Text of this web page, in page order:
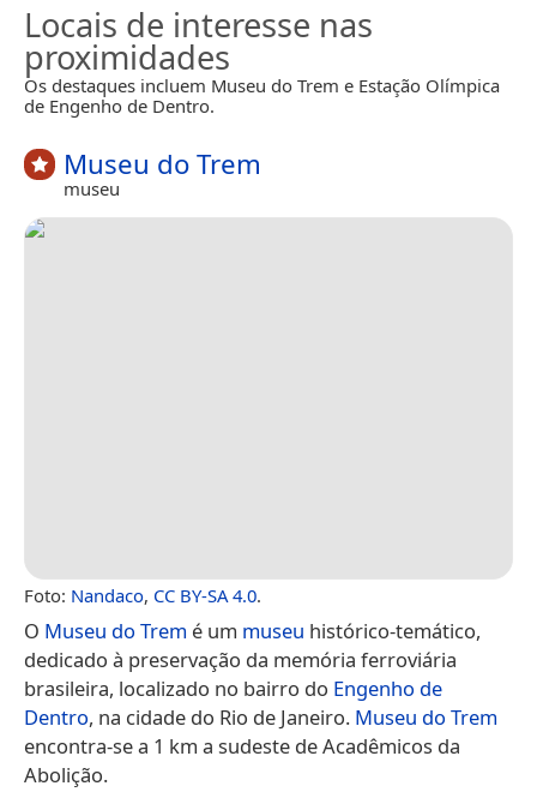
Locais de interesse nas
proximidades
Os destaques incluem Museu do Trem e Estação Olímpica
de Engenho de Dentro.
Museu do Trem
museu
Foto: Nandaco, CC BY-SA 4.0.
O Museu do Trem é um museu histórico-temático,
dedicado à preservação da memória ferroviária
brasileira, localizado no bairro do Engenho de
Dentro, na cidade do Rio de Janeiro. Museu do Trem
encontra-se a 1 km a sudeste de Acadêmicos da
Abolição.